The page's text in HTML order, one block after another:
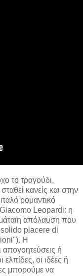
το τραγούδι,
κανείς και στην
ρομαντικό
Leopardi: η
απόλαυση που
solido piacere di
Η
απογοητεύσεις ή
οι ιδέες ή
μπορούμε να